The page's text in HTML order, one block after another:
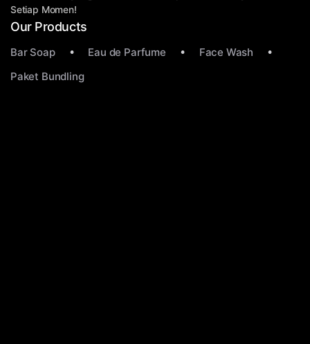
Setiap Momen!
Our Products
Bar Soap Eau de Parfume
Face Wash
Paket Bundling